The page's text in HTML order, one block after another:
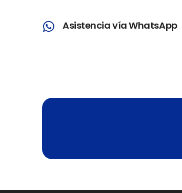
Asistencia vía WhatsApp